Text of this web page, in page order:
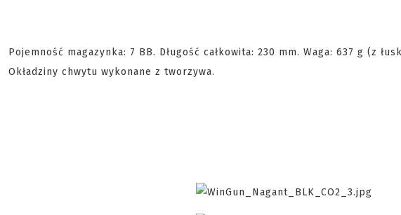
Pojemność magazynka: 7 BB. Długość całkowita: 230 mm. Waga: 637 g (z
Okładziny chwytu wykonane z tworzywa.